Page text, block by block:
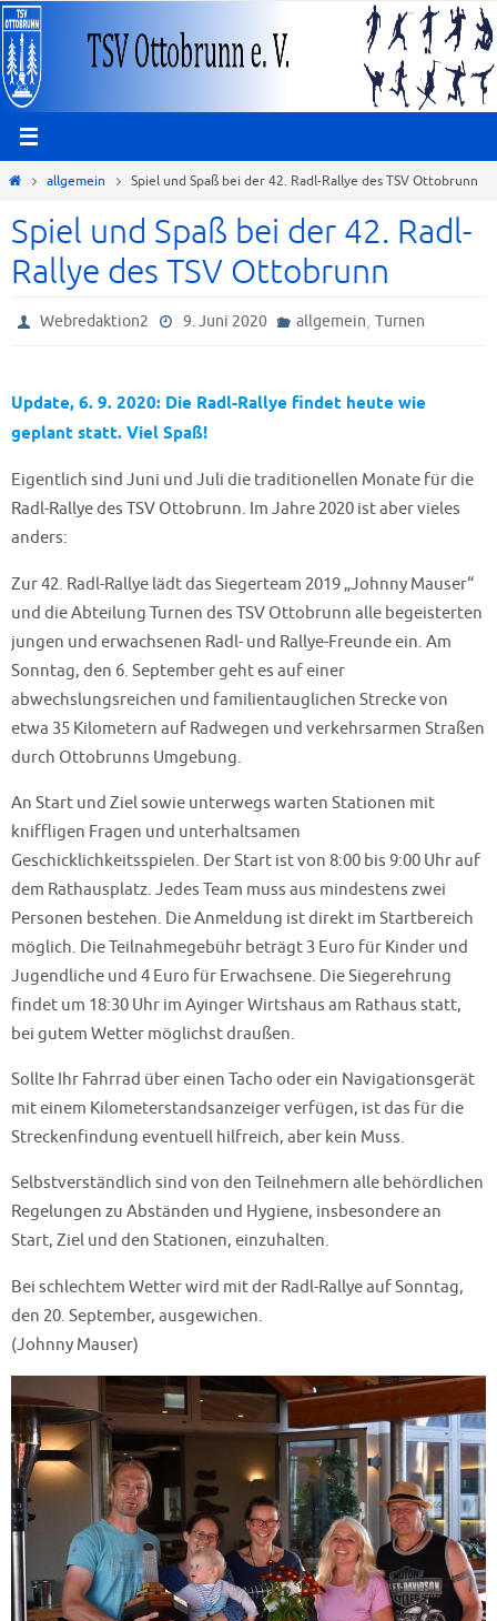
Zum
Inhalt
springen
Startallgemein Spiel und Spaß bei der 42. Radl-Rallye des TSV Ottobrunn
Spiel und Spaß bei der 42. Radl-
Rallye des TSV Ottobrunn
Webredaktion2 9. Juni 2020 allgemein, Turnen
Update, 6. 9. 2020: Die Radl-Rallye findet heute wie
geplant statt. Viel Spaß!
Eigentlich sind Juni und Juli die traditionellen Monate für die
Radl-Rallye des TSV Ottobrunn. Im Jahre 2020 ist aber vieles
anders:
Zur 42. Radl-Rallye lädt das Siegerteam 2019 „Johnny Mauser“
und die Abteilung Turnen des TSV Ottobrunn alle begeisterten
jungen und erwachsenen Radl- und Rallye-Freunde ein. Am
Sonntag, den 6. September geht es auf einer
abwechslungsreichen und familientauglichen Strecke von
etwa 35 Kilometern auf Radwegen und verkehrsarmen Straßen
durch Ottobrunns Umgebung.
An Start und Ziel sowie unterwegs warten Stationen mit
kniffligen Fragen und unterhaltsamen
Geschicklichkeitsspielen. Der Start ist von 8:00 bis 9:00 Uhr auf
dem Rathausplatz. Jedes Team muss aus mindestens zwei
Personen bestehen. Die Anmeldung ist direkt im Startbereich
möglich. Die Teilnahmegebühr beträgt 3 Euro für Kinder und
Jugendliche und 4 Euro für Erwachsene. Die Siegerehrung
findet um 18:30 Uhr im Ayinger Wirtshaus am Rathaus statt,
bei gutem Wetter möglichst draußen.
Sollte Ihr Fahrrad über einen Tacho oder ein Navigationsgerät
mit einem Kilometerstandsanzeiger verfügen, ist das für die
Streckenfindung eventuell hilfreich, aber kein Muss.
Selbstverständlich sind von den Teilnehmern alle behördlichen
Regelungen zu Abständen und Hygiene, insbesondere an
Start, Ziel und den Stationen, einzuhalten.
Bei schlechtem Wetter wird mit der Radl-Rallye auf Sonntag,
den 20. September, ausgewichen.
(Johnny Mauser)